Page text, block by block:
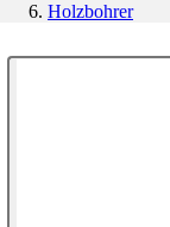
Holzbohrer